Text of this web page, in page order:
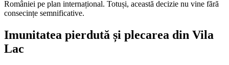
României pe plan internațional. Totuși, această decizie nu vine fără
consecințe semnificative.
Imunitatea pierdută și plecarea din Vila
Lac